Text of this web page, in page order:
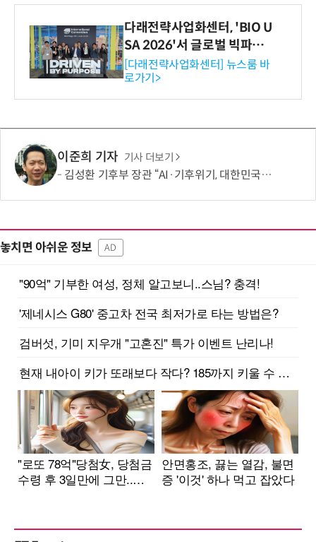
다래전략사업화센터, 'BIO U
SA 2026'서 글로벌 빅파마
와의 비즈니스 미팅 지원…K
-바이오 해외 진출 교두보 확
보
[다래전략사업화센터] 뉴스룸 바
로가기>
이준희 기자 기사 더보기
김성환 기후부 장관 “AI·기후위기, 대한민국이 함께 해결할 첫 국가 될 것”
놓치면 아쉬운 정보 AD